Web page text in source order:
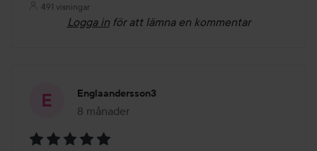
491 visningar
Logga in för att lämna en kommentar
Englaandersson3
8 månader
Inlägget skapades 8 månader